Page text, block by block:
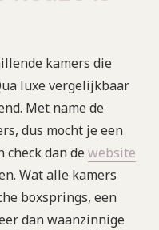
kamers die
luxe vergelijkbaar
Met name de
dus mocht je een
dan dewebsite
Wat alle kamers
boxsprings, een
dan waanzinnige